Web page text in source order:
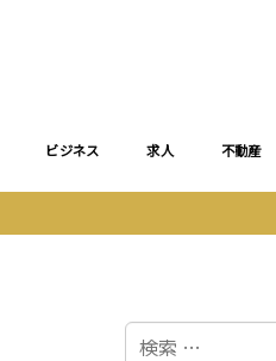
ビジネス 求人 不動産
検